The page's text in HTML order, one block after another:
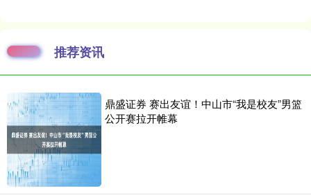
推荐资讯
鼎盛证券 赛出友谊！中山市“我是校友”男篮
公开赛拉开帷幕